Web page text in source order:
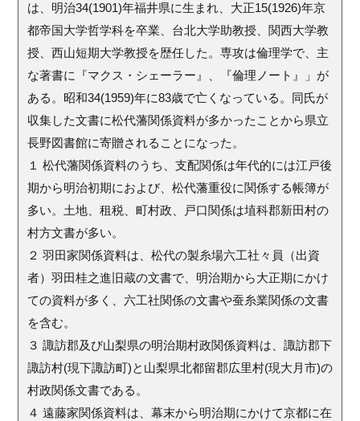
は、明治34(1901)年福井県に生まれ、大正15(1926)年京
都帝国大学哲学科を卒業、台北大学助教授、関西大学教
授、西山短期大学教授を歴任した。専攻は倫理学で、主
な著書に『マクス・シェーラー』、『倫理ノート』」が
ある。昭和34(1959)年に83歳で亡くなっている。同氏が
収集した文書に松代藩関係資料が多かったことから県立
長野図書館に寄贈されることになった。
１ 松代藩関係資料のうち、支配関係は年代的には江戸後
期から明治初期におよび、松代藩重役に関係する帳簿が
多い。土地、租税、町村政、戸口関係は埴科郡新田村の
村方文書が多い。
２ 羽田家関係資料は、松代の製糸場六工社々員（出資
者）羽田桂之進旧蔵の文書で、明治期から大正期にかけ
ての資料が多く、六工社関係の文書や蚕糸業関係の文書
を含む。
３ 諏訪郡及び山梨県の明治期村政関係資料は、諏訪郡下
諏訪村(現下諏訪町)と山梨県北都留郡広里村(現大月市)の
村政関係文書である。
４ 遠藤家関係資料は、幕末から明治期にかけて京都に在